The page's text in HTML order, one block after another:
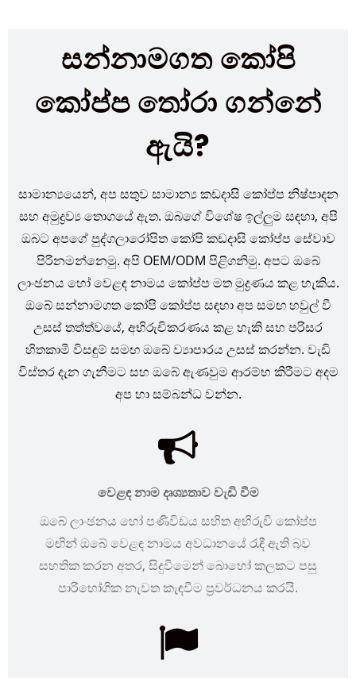
සන්නාමගත කෝපි
කෝප්ප තෝරා ගන්නේ
ඇයි?
සාමාන්‍යයෙන්, අප සතුව සාමාන්‍ය කඩදාසි කෝප්ප නිෂ්පාදන
සහ අමුද්‍රව්‍ය තොගයේ ඇත. ඔබගේ විශේෂ ඉල්ලුම සඳහා, අපි
ඔබට අපගේ පුද්ගලාරෝපිත කෝපි කඩදාසි කෝප්ප සේවාව
පිරිනමන්නෙමු. අපි OEM/ODM පිළිගනිමු. අපට ඔබේ
ලාංඡනය හෝ වෙළඳ නාමය කෝප්ප මත මුද්‍රණය කළ හැකිය.
ඔබේ සන්නාමගත කෝපි කෝප්ප සඳහා අප සමඟ හවුල් වී
උසස් තත්ත්වයේ, අභිරුචිකරණය කළ හැකි සහ පරිසර
හිතකාමී විසඳුම් සමඟ ඔබේ ව්‍යාපාරය උසස් කරන්න. වැඩි
විස්තර දැන ගැනීමට සහ ඔබේ ඇණවුම ආරම්භ කිරීමට අදම
අප හා සම්බන්ධ වන්න.
වෙළඳ නාම දෘශ්‍යතාව වැඩි වීම
ඔබේ ලාංඡනය හෝ පණිවිඩය සහිත අභිරුචි කෝප්ප
මඟින් ඔබේ වෙළඳ නාමය අවධානයේ රැඳී ඇති බව
සහතික කරන අතර, සිදුවීමෙන් බොහෝ කලකට පසු
පාරිභෝගික නැවත කැඳවීම ප්‍රවර්ධනය කරයි.